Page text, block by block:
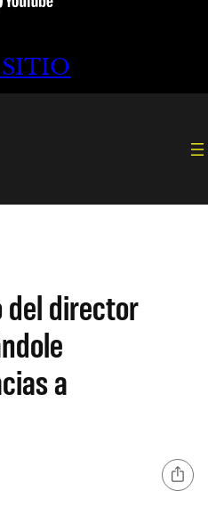
del director
a